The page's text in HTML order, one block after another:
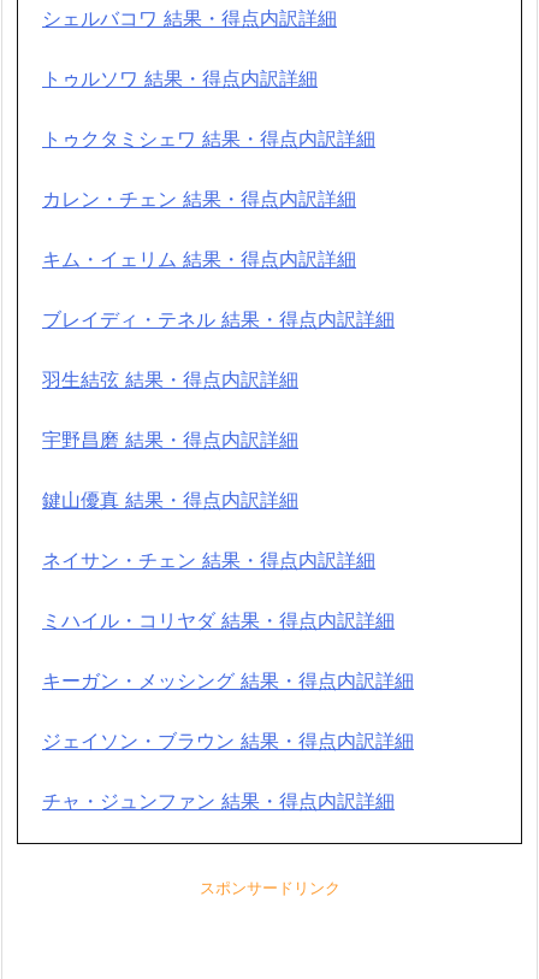
シェルバコワ 結果・得点内訳詳細
トゥルソワ 結果・得点内訳詳細
トゥクタミシェワ 結果・得点内訳詳細
カレン・チェン 結果・得点内訳詳細
キム・イェリム 結果・得点内訳詳細
ブレイディ・テネル 結果・得点内訳詳細
羽生結弦 結果・得点内訳詳細
宇野昌磨 結果・得点内訳詳細
鍵山優真 結果・得点内訳詳細
ネイサン・チェン 結果・得点内訳詳細
ミハイル・コリヤダ 結果・得点内訳詳細
キーガン・メッシング 結果・得点内訳詳細
ジェイソン・ブラウン 結果・得点内訳詳細
チャ・ジュンファン 結果・得点内訳詳細
スポンサードリンク